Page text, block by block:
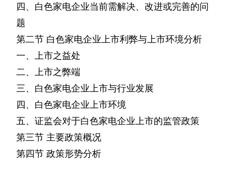
四、白色家电企业当前需解决、改进或完善的问
题
第二节 白色家电企业上市利弊与上市环境分析
一、上市之益处
二、上市之弊端
三、白色家电企业上市与行业发展
四、白色家电企业上市环境
五、证监会对于白色家电企业上市的监管政策
第三节 主要政策概况
第四节 政策形势分析